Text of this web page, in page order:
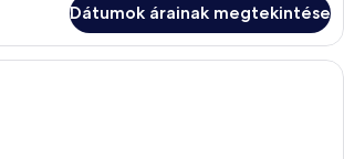
Dátumok árainak megtekintése